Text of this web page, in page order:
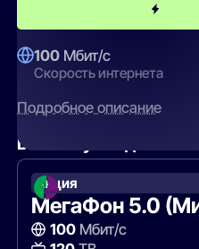
100 Мбит/с
Скорость интернета
Подробное описание
Вам могут подойти
Акция
МегаФон 5.0
100Мбит/с